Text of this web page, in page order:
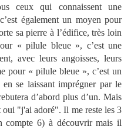
ceux qui connaissent une
également un moyen pour
sa pierre à l’édifice, très loin
« pilule bleue », c’est une
avec leurs angoisses, leurs
pour « pilule bleue », c’est un
se laissant imprégner par le
d’abord plus d’un. Mais
"j'ai adoré". Il me reste les 3
compte 6) à découvrir mais il